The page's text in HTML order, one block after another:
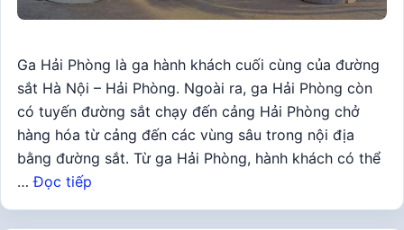
Ga Hải Phòng là ga hành khách cuối cùng của đường
sắt Hà Nội – Hải Phòng. Ngoài ra, ga Hải Phòng còn
có tuyến đường sắt chạy đến cảng Hải Phòng chở
hàng hóa từ cảng đến các vùng sâu trong nội địa
bằng đường sắt. Từ ga Hải Phòng, hành khách có thể
…Đọc tiếp